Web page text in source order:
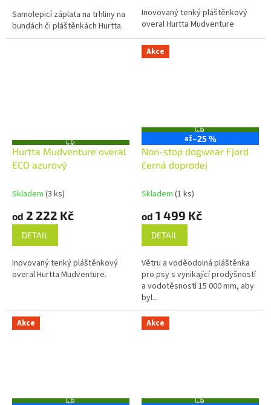
Samolepicí záplata na trhliny na
bundách či pláštěnkách Hurtta.
Inovovaný tenký pláštěnkový
overal Hurtta Mudventure
Z
D
Hurtta Mudventure overal
ECO azurový
Skladem (3 ks)
od 2 222 Kč
DETAIL
Inovovaný tenký pláštěnkový
overal Hurtta Mudventure.
Akce
Z
D
A
R
M
A
až–25 %
Non-stop dogwear Fjord
černá doprodej
Skladem (1 ks)
od 1 499 Kč
DETAIL
Větru a voděodolná pláštěnka
pro psy s vynikající prodyšností
a vodotěsností 15 000 mm, aby
byl...
Akce
Z
Akce
Z